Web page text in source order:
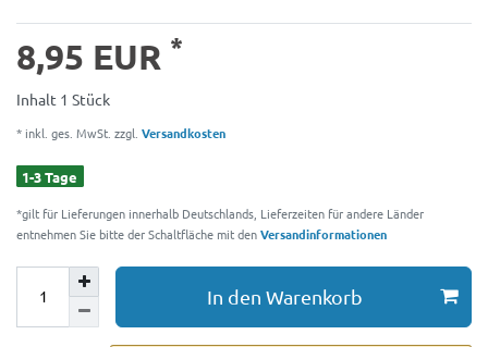
8,95 EUR *
Inhalt 1 Stück
* inkl. ges. MwSt. zzgl. Versandkosten
1-3 Tage
*gilt für Lieferungen innerhalb Deutschlands, Lieferzeiten für andere Länder
entnehmen Sie bitte der Schaltfläche mit denVersandinformationen
In den Warenkorb